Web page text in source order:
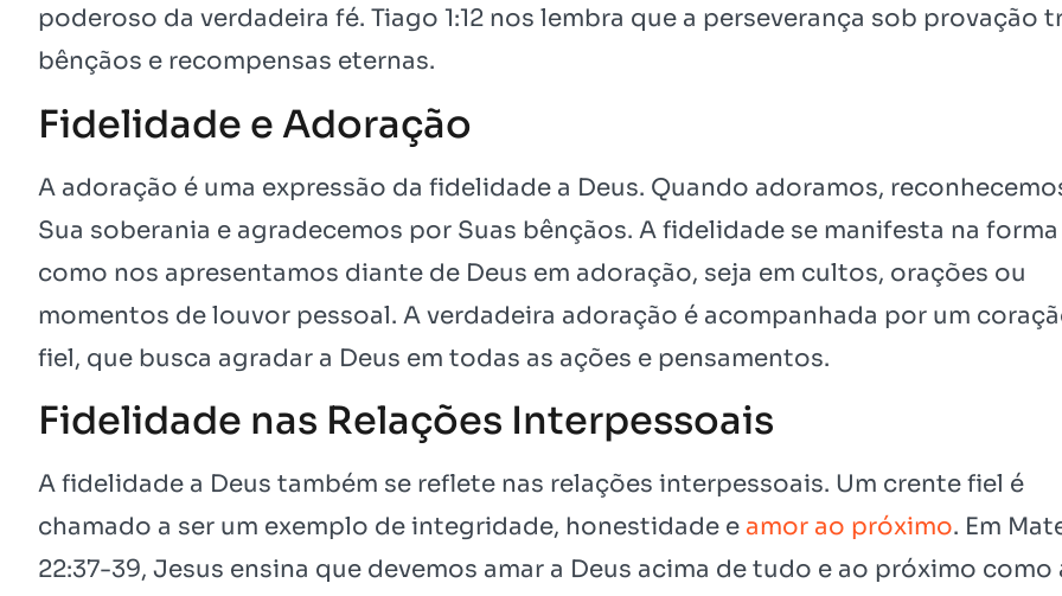
poderoso da verdadeira fé. Tiago 1:12 nos lembra que a perseverança sob provação
bênçãos e recompensas eternas.
Fidelidade e Adoração
A adoração é uma expressão da fidelidade a Deus. Quando adoramos,
Sua soberania e agradecemos por Suas bênçãos. A fidelidade se manifesta na forma
como nos apresentamos diante de Deus em adoração, seja em cultos, orações ou
momentos de louvor pessoal. A verdadeira adoração é acompanhada por um
fiel, que busca agradar a Deus em todas as ações e pensamentos.
Fidelidade nas Relações Interpessoais
A fidelidade a Deus também se reflete nas relações interpessoais. Um crente fiel é
chamado a ser um exemplo de integridade, honestidade e amor ao próximo. Em
22:37-39, Jesus ensina que devemos amar a Deus acima de tudo e ao próximo como